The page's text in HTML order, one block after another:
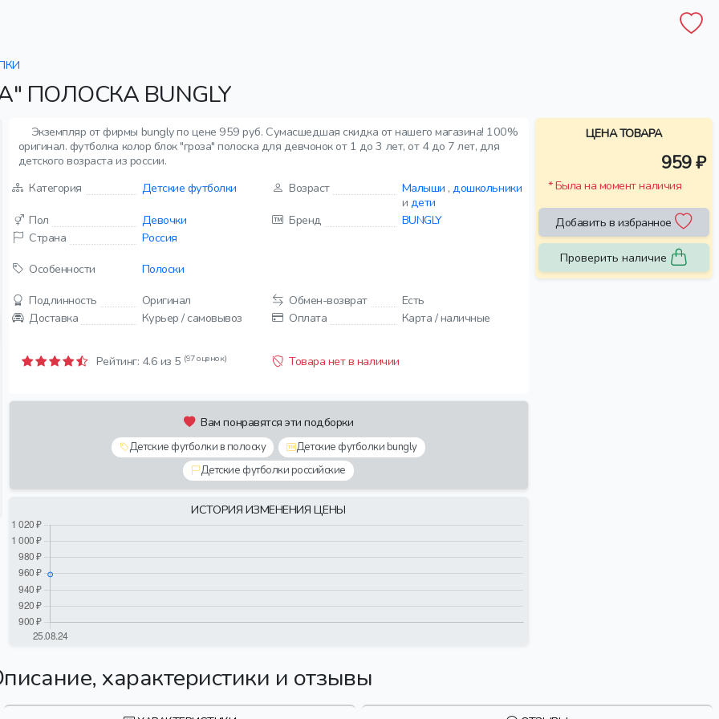
ПОЛОСКА BUNGLY
Экземпляр от фирмы bungly по цене 959 руб. Сумасшедшая скидка от нашего магазина! 100%
оригинал. футболка колор блок "гроза" полоска для девчонок от 1 до 3 лет, от 4 до 7 лет, для
детского возраста из россии.
Категория
Детские футболки Возраст Малыши ,дошкольники
и дети
Пол
Девочки Бренд
BUNGLY
Страна
Россия
Особенности
Полоски
Подлинность
Оригинал Обмен-возврат
Есть
Доставка
Курьер / самовывоз Оплата Карта / наличные
Рейтинг: 4.6 из 5 (97 оценок) Товара нет в наличии
Вам понравятся эти подборки
Детские футболки в полоску
Детские футболки bungly
Детские футболки российские
ИСТОРИЯ ИЗМЕНЕНИЯ ЦЕНЫ
ЦЕНА ТОВАРА
959 ₽
* Была на момент наличия
Добавить в избранное
Проверить наличие
характеристики и отзывы